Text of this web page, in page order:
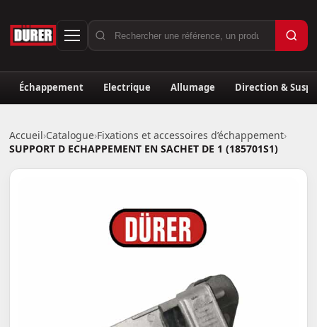
Échappement Electrique Allumage Direction &
Accueil›Catalogue›Fixations et accessoires d’échappement›
SUPPORT D ECHAPPEMENT EN SACHET DE 1 (185701S1)